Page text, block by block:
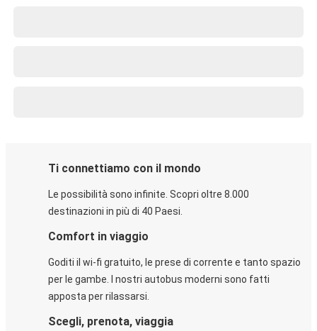
Ti connettiamo con il mondo
Le possibilità sono infinite. Scopri oltre 8.000
destinazioni in più di 40 Paesi.
Comfort in viaggio
Goditi il wi-fi gratuito, le prese di corrente e tanto spazio
per le gambe. I nostri autobus moderni sono fatti
apposta per rilassarsi.
Scegli, prenota, viaggia